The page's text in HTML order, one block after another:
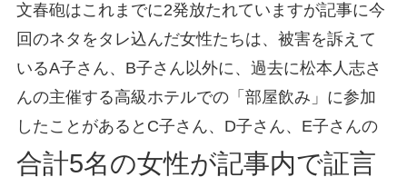
文春砲はこれまでに2発放たれていますが記事に今
回のネタをタレ込んだ女性たちは、被害を訴えて
いるA子さん、B子さん以外に、過去に松本人志さ
んの主催する高級ホテルでの「部屋飲み」に参加
したことがあるとC子さん、D子さん、E子さんの
合計5名の女性が記事内で証言